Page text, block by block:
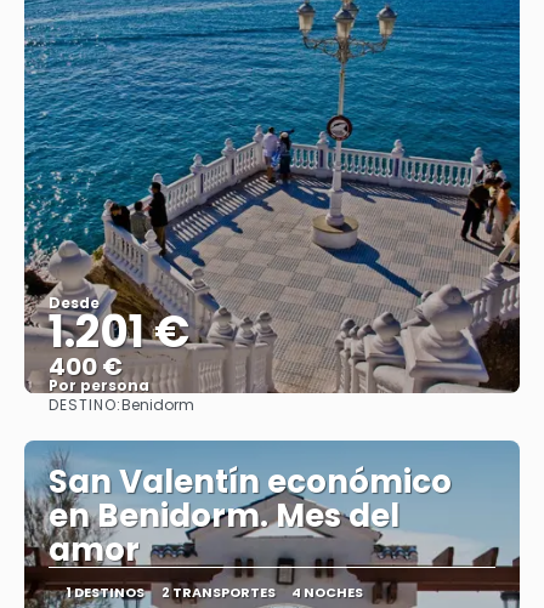
Desde
1.201 €
400 €
Por persona
DESTINO:Benidorm
San Valentín económico
en Benidorm. Mes del
amor
1 DESTINOS 2 TRANSPORTES 4 NOCHES